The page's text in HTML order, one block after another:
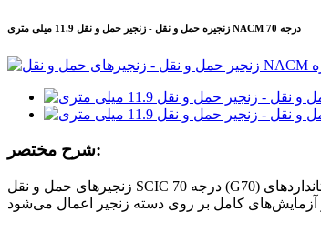
زنجیره حمل و نقل - زنجیر حمل و نقل 11.9 میلی متری NACM درجه 70
شرح مختصر:
زنجیرهای حمل و نقل SCIC درجه 70 (G70) مطابق با استانداردهای NACM ساخته شده‌اند. حلقه‌های زنجیر به خوبی طراحی و جوشکاری شده‌اند و عملیات حرارتی، خواص مکانیکی زنجیر از جمله ظرفیت